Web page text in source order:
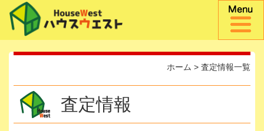
ホーム > 査定情報一覧
査定情報